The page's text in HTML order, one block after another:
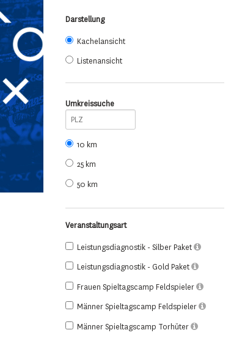
Darstellung
Kachelansicht
Listenansicht
Umkreissuche
10 km
25 km
50 km
Veranstaltungsart
Leistungsdiagnostik - Silber Paket
Leistungsdiagnostik - Gold Paket
Frauen Spieltagscamp Feldspieler
Männer Spieltagscamp Feldspieler
Männer Spieltagscamp Torhüter